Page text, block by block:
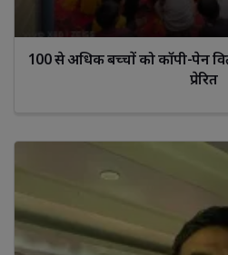
100 से अधिक बच्चों को कॉपी-पेन
प्रेरित